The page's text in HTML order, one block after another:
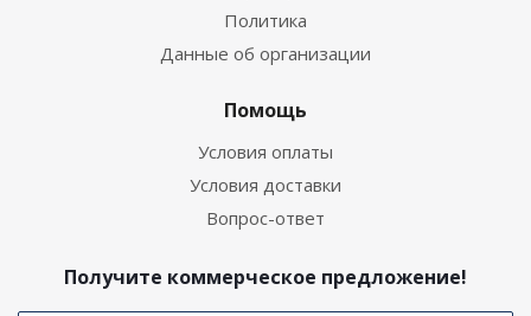
Политика
Данные об организации
Помощь
Условия оплаты
Условия доставки
Вопрос-ответ
Получите коммерческое предложение!